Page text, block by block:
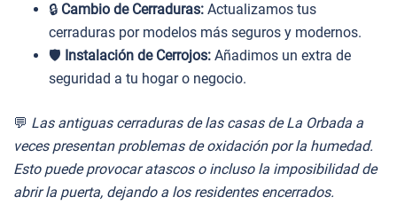
🔒 Cambio de Cerraduras: Actualizamos tus
cerraduras por modelos más seguros y modernos.
🛡️ Instalación de Cerrojos: Añadimos un extra de
seguridad a tu hogar o negocio.
💬 Las antiguas cerraduras de las casas de La Orbada a
veces presentan problemas de oxidación por la humedad.
Esto puede provocar atascos o incluso la imposibilidad de
abrir la puerta, dejando a los residentes encerrados.